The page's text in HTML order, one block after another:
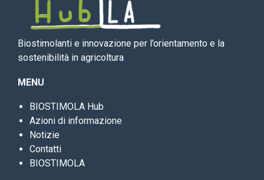
Biostimolanti e innovazione per l’orientamento e la
sostenibilità in agricoltura
MENU
BIOSTIMOLA Hub
Azioni di informazione
Notizie
Contatti
BIOSTIMOLA